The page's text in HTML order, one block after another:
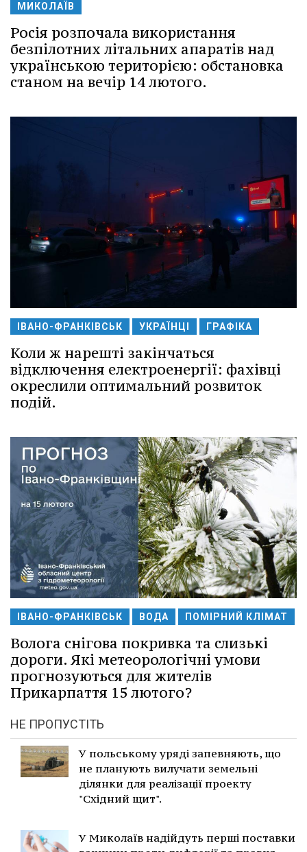
МИКОЛАЇВ
Росія розпочала використання
безпілотних літальних апаратів над
українською територією: обстановка
станом на вечір 14 лютого.
ІВАНО-ФРАНКІВСЬК УКРАЇНЦІ ГРАФІКА
Коли ж нарешті закінчаться
відключення електроенергії: фахівці
окреслили оптимальний розвиток
подій.
ІВАНО-ФРАНКІВСЬК ВОДА ПОМІРНИЙ КЛІМАТ
Волога снігова покривка та слизькі
дороги. Які метеорологічні умови
прогнозуються для жителів
Прикарпаття 15 лютого?
НЕ ПРОПУСТІТЬ
У польському уряді запевняють, що
не планують вилучати земельні
ділянки для реалізації проекту
"Східний щит".
У Миколаїв надійдуть перші поставки